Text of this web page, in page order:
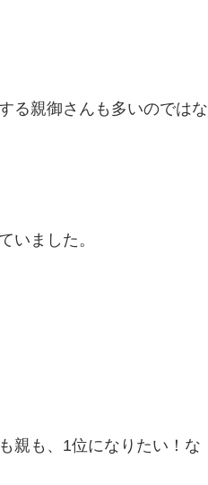
る親御さんも多いのではな
いました。
親も、1位になりたい！な